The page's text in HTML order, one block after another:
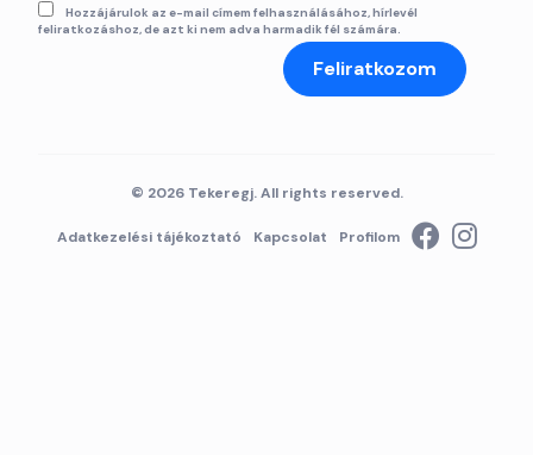
Hozzájárulok az e-mail címem felhasználásához, hírlevél
feliratkozáshoz, de azt ki nem adva harmadik fél számára.
Feliratkozom
© 2026 Tekeregj. All rights reserved.
Adatkezelési tájékoztató Kapcsolat Profilom